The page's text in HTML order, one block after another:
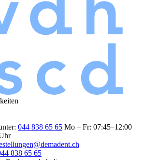
044 838 65 65 Mo – Fr: 07:45–12:00
838 65 65